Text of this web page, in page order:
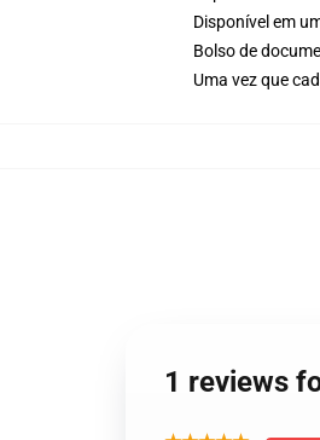
Disponível em
Bolso de
Uma vez que
1 reviews